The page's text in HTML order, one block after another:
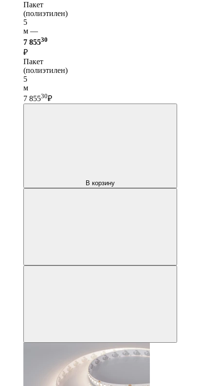
Пакет
(полиэтилен)
5
м —
7 85530
₽
Пакет
(полиэтилен)
5
м
7 85530₽
В корзину